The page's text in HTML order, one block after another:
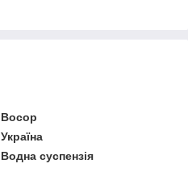
Восор
Україна
Водна суспензія